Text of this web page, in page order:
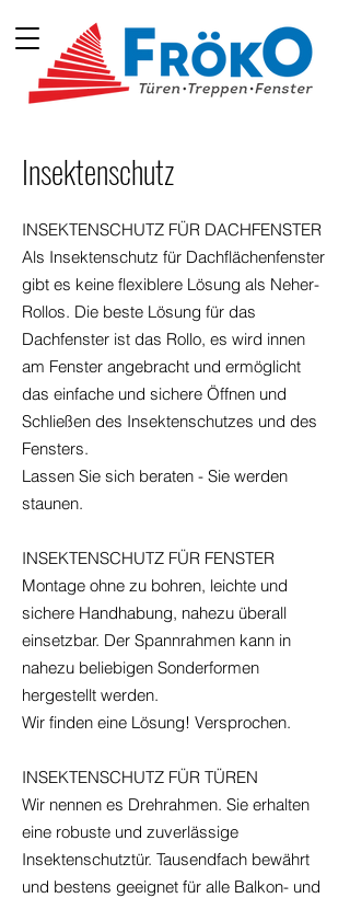
Insektenschutz
INSEKTENSCHUTZ FÜR DACHFENSTER
Als Insektenschutz für Dachflächenfenster
gibt es keine flexiblere Lösung als Neher-
Rollos. Die beste Lösung für das
Dachfenster ist das Rollo, es wird innen
am Fenster angebracht und ermöglicht
das einfache und sichere Öffnen und
Schließen des Insektenschutzes und des
Fensters.
Lassen Sie sich beraten - Sie werden
staunen.
INSEKTENSCHUTZ FÜR FENSTER
Montage ohne zu bohren, leichte und
sichere Handhabung, nahezu überall
einsetzbar. Der Spannrahmen kann in
nahezu beliebigen Sonderformen
hergestellt werden.
Wir finden eine Lösung! Versprochen.
INSEKTENSCHUTZ FÜR TÜREN
Wir nennen es Drehrahmen. Sie erhalten
eine robuste und zuverlässige
Insektenschutztür. Tausendfach bewährt
und bestens geeignet für alle Balkon- und